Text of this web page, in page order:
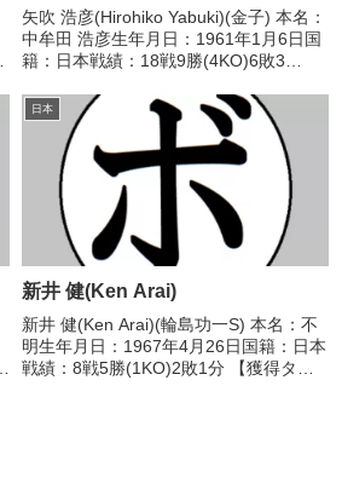
矢吹 浩彦(Hirohiko Yabuki)(金子) 本名：
中牟田 浩彦生年月日：1961年1月6日国
籍：日本戦績：18戦9勝(4KO)6敗3
1983/09/03 ○1RKO 加藤 和也(新日本
サイトー)1...
日本
新井 健(Ken Arai)
新井 健(Ken Arai)(輪島功一S) 本名：不
明生年月日：1967年4月26日国籍：日本
戦績：8戦5勝(1KO)2敗1分 【獲得タイ